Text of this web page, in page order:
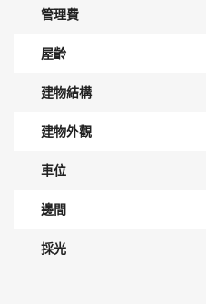
管理費
屋齡
建物結構
建物外觀
車位
邊間
採光